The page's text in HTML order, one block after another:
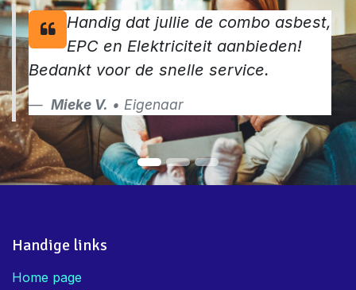
Handig dat jullie de combo asbest,
EPC en Elektriciteit aanbieden!
Bedankt voor de snelle service.
Mieke V. • Eigenaar
Handige links
Home page